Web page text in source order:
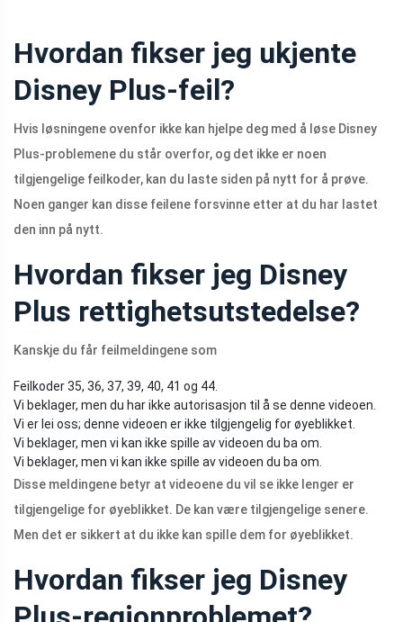
Hvordan fikser jeg ukjente
Disney Plus-feil?
Hvis løsningene ovenfor ikke kan hjelpe deg med å løse Disney
Plus-problemene du står overfor, og det ikke er noen
tilgjengelige feilkoder, kan du laste siden på nytt for å prøve.
Noen ganger kan disse feilene forsvinne etter at du har lastet
den inn på nytt.
Hvordan fikser jeg Disney
Plus rettighetsutstedelse?
Kanskje du får feilmeldingene som
Feilkoder 35, 36, 37, 39, 40, 41 og 44.
Vi beklager, men du har ikke autorisasjon til å se denne videoen.
Vi er lei oss; denne videoen er ikke tilgjengelig for øyeblikket.
Vi beklager, men vi kan ikke spille av videoen du ba om.
Vi beklager, men vi kan ikke spille av videoen du ba om.
Disse meldingene betyr at videoene du vil se ikke lenger er
tilgjengelige for øyeblikket. De kan være tilgjengelige senere.
Men det er sikkert at du ikke kan spille dem for øyeblikket.
Hvordan fikser jeg Disney